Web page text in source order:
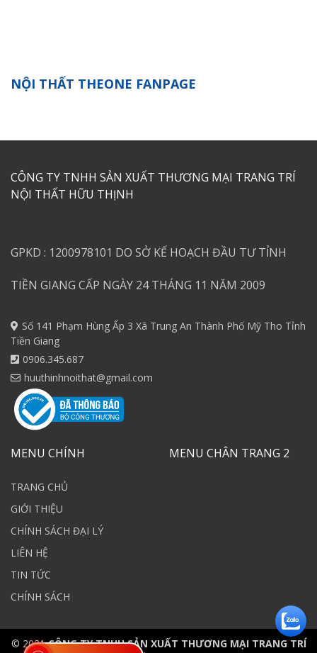
NỘI THẤT THEONE FANPAGE
CÔNG TY TNHH SẢN XUẤT THƯƠNG MẠI TRANG TRÍ
NỘI THẤT HỮU THỊNH
GPKD : 1200978101 DO SỞ KẾ HOẠCH ĐẦU TƯ TỈNH
TIỀN GIANG CẤP NGÀY 24 THÁNG 11 NĂM 2009
Số 141 Phạm Hùng Ấp 3 Xã Trung An Thành Phố Mỹ Tho Tỉnh
Tiền Giang
0906.345.687
huuthinhnoithat@gmail.com
MENU CHÍNH
TRANG CHỦ
GIỚI THIỆU
CHÍNH SÁCH ĐẠI LÝ
LIÊN HỆ
TIN TỨC
CHÍNH SÁCH
MENU CHÂN TRANG 2
© 2021CÔNG TY TNHH SẢN XUẤT THƯƠNG MẠI TRANG TRÍ